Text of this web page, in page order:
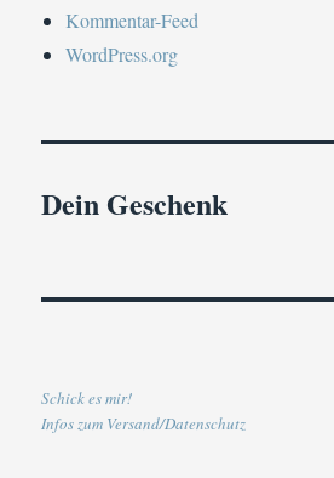
Kommentar-Feed
WordPress.org
Dein Geschenk
Schick es mir!
Infos zum Versand/Datenschutz